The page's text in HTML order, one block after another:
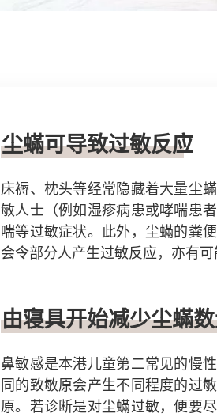
尘蟎可导致过敏反应
床褥、枕头等经常隐藏着大量尘
敏人士（例如湿疹病患或哮喘患
喘等过敏症状。此外，尘蟎的粪
会令部分人产生过敏反应，亦有
由寝具开始减少尘蟎
鼻敏感是本港儿童第二常见的慢
同的致敏原会产生不同程度的过
原。若诊断是对尘蟎过敏，便要